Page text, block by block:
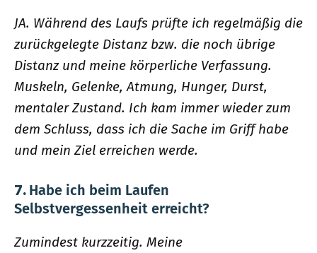
JA. Während des Laufs prüfte ich regelmäßig die
zurückgelegte Distanz bzw. die noch übrige
Distanz und meine körperliche Verfassung.
Muskeln, Gelenke, Atmung, Hunger, Durst,
mentaler Zustand. Ich kam immer wieder zum
dem Schluss, dass ich die Sache im Griff habe
und mein Ziel erreichen werde.
7. Habe ich beim Laufen
Selbstvergessenheit erreicht?
Zumindest kurzzeitig. Meine